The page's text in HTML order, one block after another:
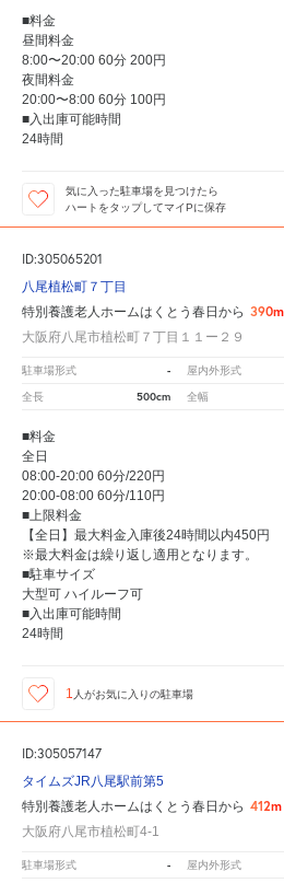
■料金
昼間料金
8:00〜20:00 60分 200円
夜間料金
20:00〜8:00 60分 100円
■入出庫可能時間
24時間
気に入った駐車場を見つけたら
ハートをタップしてマイPに保存
ID:305065201
八尾植松町７丁目
特別養護老人ホームはくとう春日から 390m
大阪府八尾市植松町７丁目１１ー２９
駐車場形式 - 屋内外形式
全長 500cm 全幅
■料金
全日
08:00-20:00 60分/220円
20:00-08:00 60分/110円
■上限料金
【全日】最大料金入庫後24時間以内450円
※最大料金は繰り返し適用となります。
■駐車サイズ
大型可 ハイルーフ可
■入出庫可能時間
24時間
1 人がお気に入りの駐車場
ID:305057147
タイムズJR八尾駅前第5
特別養護老人ホームはくとう春日から 412m
大阪府八尾市植松町4-1
駐車場形式 - 屋内外形式